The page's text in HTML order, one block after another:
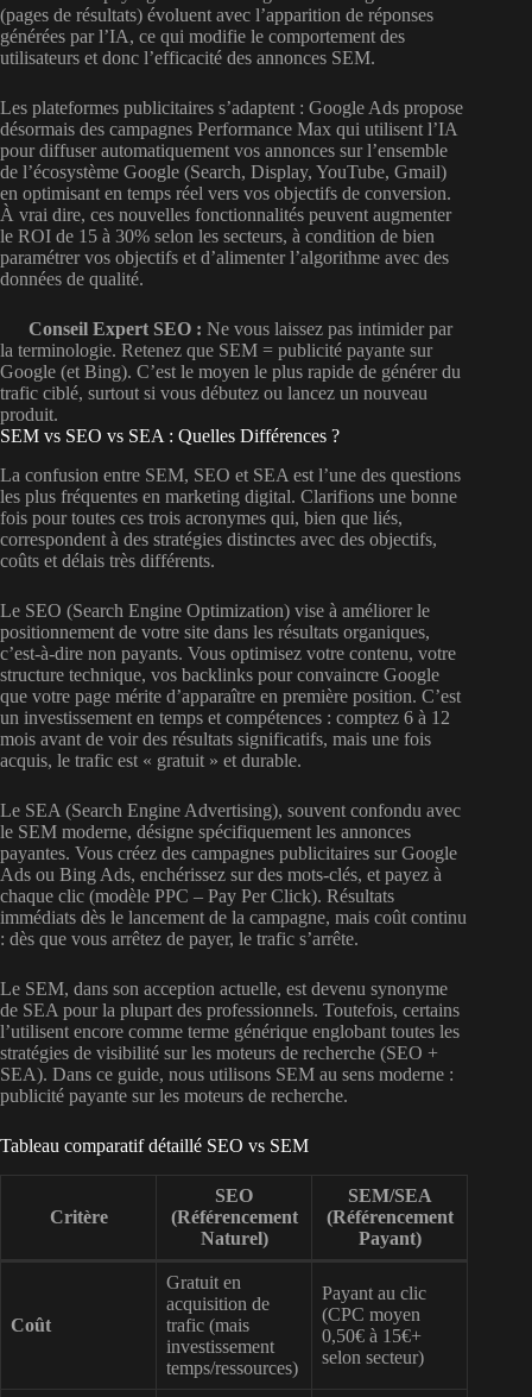
(pages de résultats) évoluent avec l’apparition de réponses
générées par l’IA, ce qui modifie le comportement des
utilisateurs et donc l’efficacité des annonces SEM.
Les plateformes publicitaires s’adaptent : Google Ads propose
désormais des campagnes Performance Max qui utilisent l’IA
pour diffuser automatiquement vos annonces sur l’ensemble
de l’écosystème Google (Search, Display, YouTube, Gmail)
en optimisant en temps réel vers vos objectifs de conversion.
À vrai dire, ces nouvelles fonctionnalités peuvent augmenter
le ROI de 15 à 30% selon les secteurs, à condition de bien
paramétrer vos objectifs et d’alimenter l’algorithme avec des
données de qualité.
Conseil Expert SEO : Ne vous laissez pas intimider par
la terminologie. Retenez que SEM = publicité payante sur
Google (et Bing). C’est le moyen le plus rapide de générer du
trafic ciblé, surtout si vous débutez ou lancez un nouveau
produit.
SEM vs SEO vs SEA : Quelles Différences ?
La confusion entre SEM, SEO et SEA est l’une des questions
les plus fréquentes en marketing digital. Clarifions une bonne
fois pour toutes ces trois acronymes qui, bien que liés,
correspondent à des stratégies distinctes avec des objectifs,
coûts et délais très différents.
Le SEO (Search Engine Optimization) vise à améliorer le
positionnement de votre site dans les résultats organiques,
c’est-à-dire non payants. Vous optimisez votre contenu, votre
structure technique, vos backlinks pour convaincre Google
que votre page mérite d’apparaître en première position. C’est
un investissement en temps et compétences : comptez 6 à 12
mois avant de voir des résultats significatifs, mais une fois
acquis, le trafic est « gratuit » et durable.
Le SEA (Search Engine Advertising), souvent confondu avec
le SEM moderne, désigne spécifiquement les annonces
payantes. Vous créez des campagnes publicitaires sur Google
Ads ou Bing Ads, enchérissez sur des mots-clés, et payez à
chaque clic (modèle PPC – Pay Per Click). Résultats
immédiats dès le lancement de la campagne, mais coût continu
: dès que vous arrêtez de payer, le trafic s’arrête.
Le SEM, dans son acception actuelle, est devenu synonyme
de SEA pour la plupart des professionnels. Toutefois, certains
l’utilisent encore comme terme générique englobant toutes les
stratégies de visibilité sur les moteurs de recherche (SEO +
SEA). Dans ce guide, nous utilisons SEM au sens moderne :
publicité payante sur les moteurs de recherche.
Tableau comparatif détaillé SEO vs SEM
Critère
SEO
(Référencement
Naturel)
SEM/SEA
(Référencement
Payant)
Coût
Gratuit en
acquisition de
trafic (mais
investissement
temps/ressources)
Payant au clic
(CPC moyen
0,50€ à 15€+
selon secteur)